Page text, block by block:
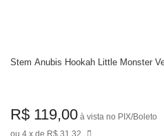
Stem Anubis Hookah Little Monster
4 de R$ 31,32
R$ 119,00 à vista no PIX/Boleto